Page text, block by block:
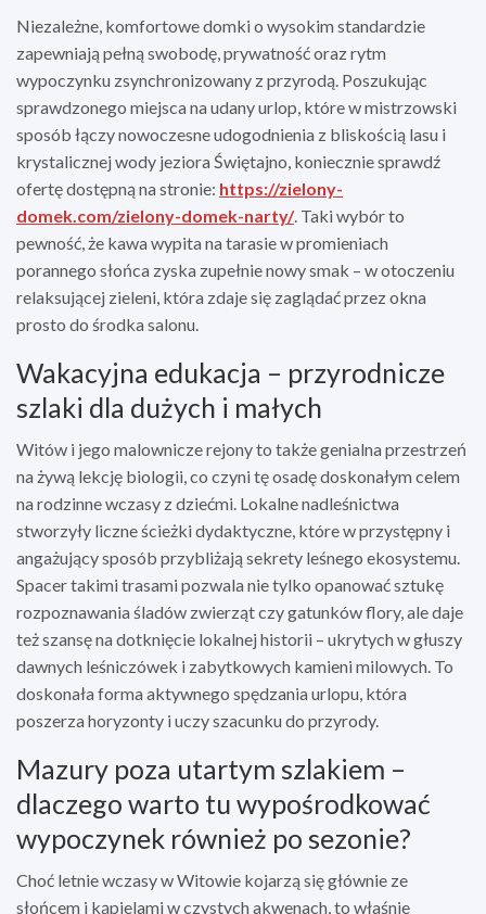
Niezależne, komfortowe domki o wysokim standardzie
zapewniają pełną swobodę, prywatność oraz rytm
wypoczynku zsynchronizowany z przyrodą. Poszukując
sprawdzonego miejsca na udany urlop, które w mistrzowski
sposób łączy nowoczesne udogodnienia z bliskością lasu i
krystalicznej wody jeziora Świętajno, koniecznie sprawdź
ofertę dostępną na stronie: https://zielony-
domek.com/zielony-domek-narty/. Taki wybór to
pewność, że kawa wypita na tarasie w promieniach
porannego słońca zyska zupełnie nowy smak – w otoczeniu
relaksującej zieleni, która zdaje się zaglądać przez okna
prosto do środka salonu.
Wakacyjna edukacja – przyrodnicze
szlaki dla dużych i małych
Witów i jego malownicze rejony to także genialna przestrzeń
na żywą lekcję biologii, co czyni tę osadę doskonałym celem
na rodzinne wczasy z dziećmi. Lokalne nadleśnictwa
stworzyły liczne ścieżki dydaktyczne, które w przystępny i
angażujący sposób przybliżają sekrety leśnego ekosystemu.
Spacer takimi trasami pozwala nie tylko opanować sztukę
rozpoznawania śladów zwierząt czy gatunków flory, ale daje
też szansę na dotknięcie lokalnej historii – ukrytych w głuszy
dawnych leśniczówek i zabytkowych kamieni milowych. To
doskonała forma aktywnego spędzania urlopu, która
poszerza horyzonty i uczy szacunku do przyrody.
Mazury poza utartym szlakiem –
dlaczego warto tu wypośrodkować
wypoczynek również po sezonie?
Choć letnie wczasy w Witowie kojarzą się głównie ze
słońcem i kąpielami w czystych akwenach, to właśnie